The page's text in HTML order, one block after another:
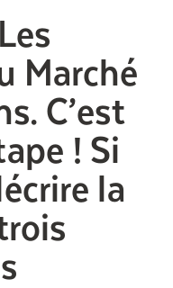
Marché
C’est
! Si
la